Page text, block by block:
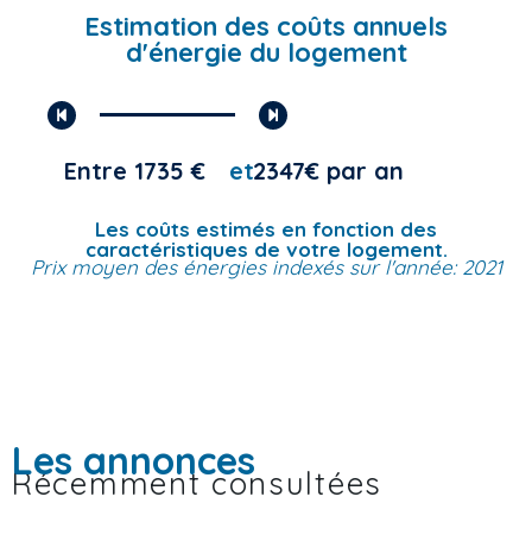
Estimation des coûts annuels
d'énergie du logement
Entre 1735 € et2347€ par an
Les coûts estimés en fonction des
caractéristiques de votre logement.
Prix moyen des énergies indexés sur l'année: 2021
Les annonces
Récemment consultées